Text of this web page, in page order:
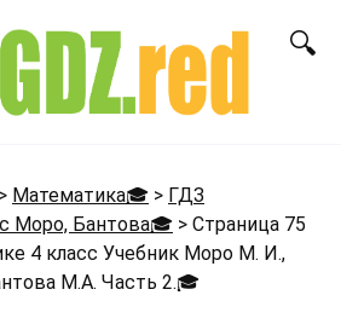
> Математика🎓 > ГДЗ
Моро, Бантова🎓 > Страница 75
4 класс Учебник Моро М. И.,
М.А. Часть 2.🎓